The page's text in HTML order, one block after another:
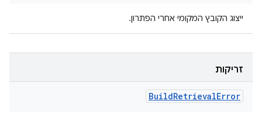
ייצוג הקובץ המקומי אחרי הפתרון.
זריקות
BuildRetrievalError